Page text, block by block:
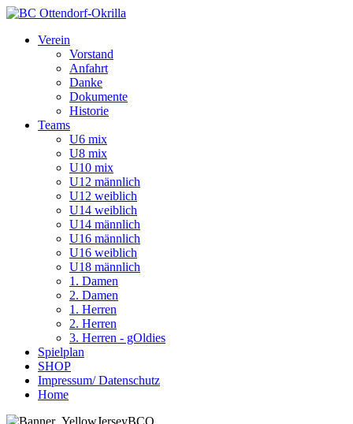
Verein
Vorstand
Anfahrt
Danke
Dokumente
Historie
Teams
U6 mix
U8 mix
U10 mix
U12 männlich
U12 weiblich
U14 weiblich
U14 männlich
U16 männlich
U16 weiblich
U18 männlich
1. Damen
2. Damen
1. Herren
2. Herren
3. Herren - gOldies
Spielplan
SHOP
Impressum/ Datenschutz
Home